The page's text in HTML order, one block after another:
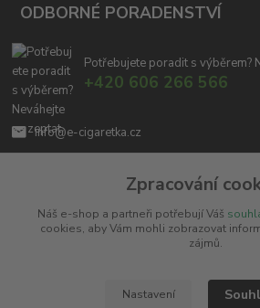
ODBORNÉ PORADENSTVÍ
Potřebujete poradit s výběrem?
+420 606 266 566
info@e-cigaretka.cz
Zpracování
Náš e-shop a partneři potřebují Váš
cookies, aby Vám mohli zobrazovat
zájmů.
Nastavení